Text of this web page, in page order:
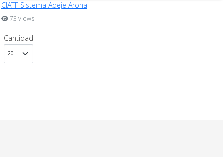
CIATF Sistema Adeje Arona
73 views
Cantidad